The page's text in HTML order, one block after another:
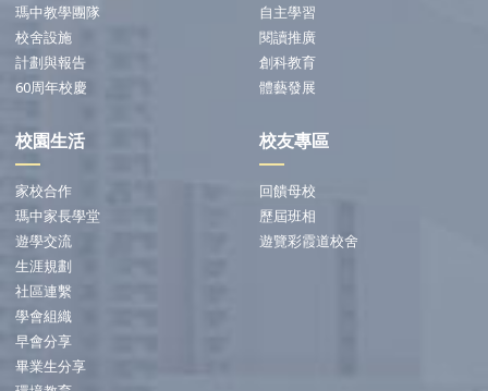
瑪中教學團隊
校舍設施
計劃與報告
60周年校慶
自主學習
閱讀推廣
創科教育
體藝發展
校園生活
家校合作
瑪中家長學堂
遊學交流
生涯規劃
社區連繫
學會組織
早會分享
畢業生分享
校友專區
回饋母校
歷屆班相
遊覽彩霞道校舍